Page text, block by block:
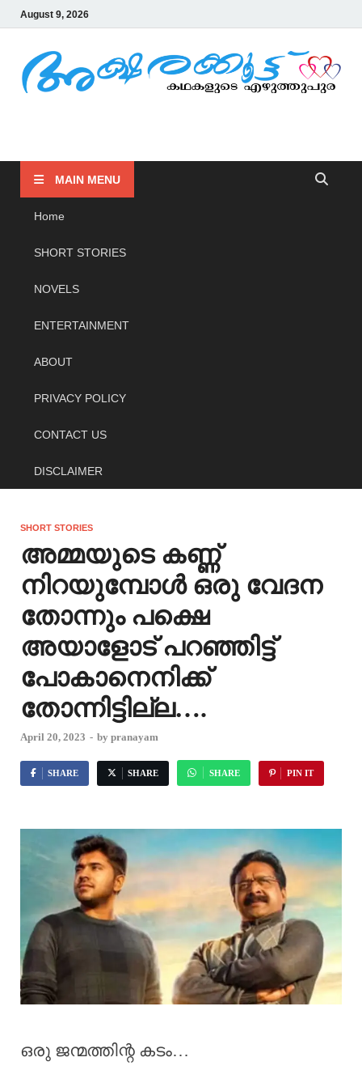
August 9, 2026
MAIN MENU
Home
SHORT STORIES
NOVELS
ENTERTAINMENT
ABOUT
PRIVACY POLICY
CONTACT US
DISCLAIMER
SHORT STORIES
അമ്മയുടെ കണ്ണ്
നിറയുമ്പോൾ ഒരു വേദന
തോന്നും പക്ഷെ
അയാളോട് പറഞ്ഞിട്ട്
പോകാനെനിക്ക്
തോന്നിട്ടില്ല….
April 20, 2023 - by pranayam
SHARE SHARE SHARE PIN IT
ഒരു ജന്മത്തിന്റ കടം…